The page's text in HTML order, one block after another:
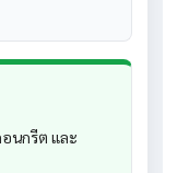
นกรีต และ